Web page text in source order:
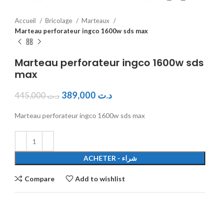
Accueil Bricolage
Marteaux
Marteau perforateur ingco 1600w sds max
Marteau perforateur ingco 1600w sds
max
د.ت445,000 د.ت
Marteau perforateur ingco 1600w sds max
ACHETER - شراء
Compare Add to wishlist